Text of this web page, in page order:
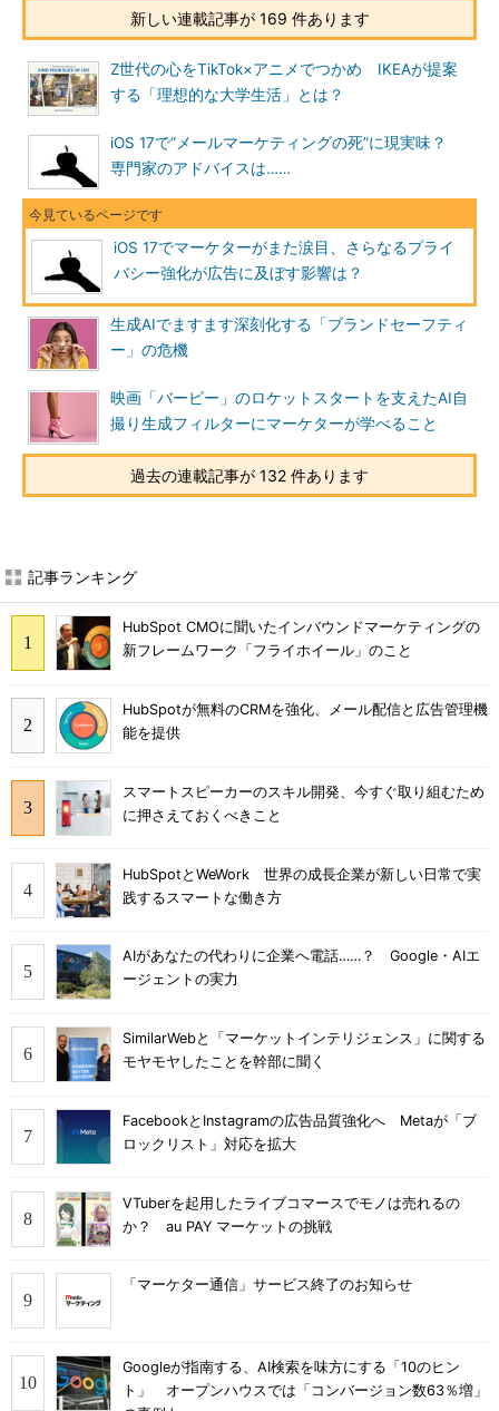
新しい連載記事が 169 件あります
Z世代の心をTikTok×アニメでつかめ IKEAが提案
する「理想的な大学生活」とは？
iOS 17で“メールマーケティングの死”に現実味？
専門家のアドバイスは……
iOS 17でマーケターがまた涙目、さらなるプライ
バシー強化が広告に及ぼす影響は？
生成AIでますます深刻化する「ブランドセーフティ
ー」の危機
映画「バービー」のロケットスタートを支えたAI自
撮り生成フィルターにマーケターが学べること
過去の連載記事が 132 件あります
記事ランキング
HubSpot CMOに聞いたインバウンドマーケティングの
新フレームワーク「フライホイール」のこと
HubSpotが無料のCRMを強化、メール配信と広告管理機
能を提供
スマートスピーカーのスキル開発、今すぐ取り組むため
に押さえておくべきこと
HubSpotとWeWork 世界の成長企業が新しい日常で実
践するスマートな働き方
AIがあなたの代わりに企業へ電話……？ Google・AIエ
ージェントの実力
SimilarWebと「マーケットインテリジェンス」に関する
モヤモヤしたことを幹部に聞く
FacebookとInstagramの広告品質強化へ Metaが「ブ
ロックリスト」対応を拡大
VTuberを起用したライブコマースでモノは売れるの
か？ au PAY マーケットの挑戦
「マーケター通信」サービス終了のお知らせ
Googleが指南する、AI検索を味方にする「10のヒン
ト」 オープンハウスでは「コンバージョン数63％増」